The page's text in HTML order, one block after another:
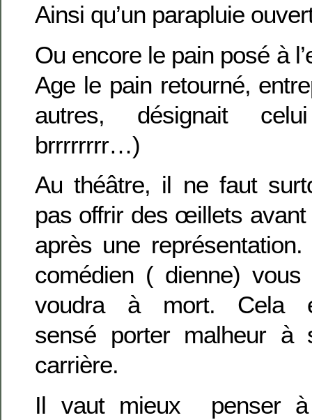
Ainsi qu’un parapluie
Ou encore le pain posé à
Age le pain retourné,
autres, désignait
brrrrrrrr…)
Au théâtre, il ne faut
pas offrir des œillets avant
après une représentation.
comédien ( dienne) vous
voudra à mort. Cela
sensé porter malheur à
carrière.
Il vaut mieux penser